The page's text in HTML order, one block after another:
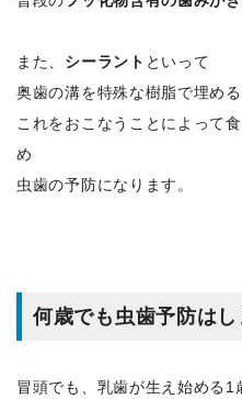
また、 シーラント といって
奥歯の溝を特殊な樹脂で埋める
これをおこなうことによって
め
虫歯の予防になります。
何歳でも虫歯予防はし
冒頭でも、乳歯が生え始める1